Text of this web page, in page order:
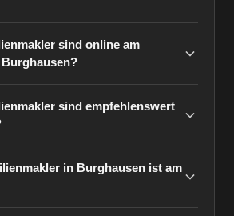
sind online am
sind empfehlenswert
in Burghausen ist am